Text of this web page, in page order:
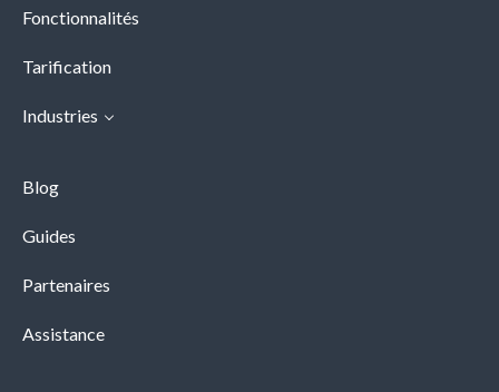
Fonctionnalités
Tarification
Industries
Blog
Guides
Partenaires
Assistance